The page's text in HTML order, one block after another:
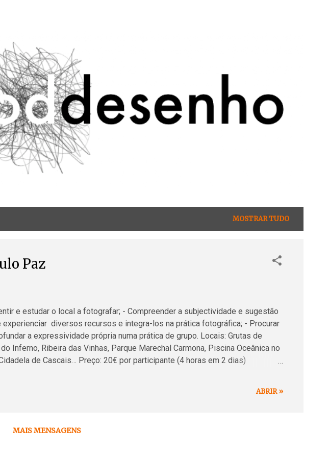
MOSTRAR TUDO
Paz
e estudar o local a fotografar; - Compreender a subjectividade e sugestão
diversos recursos e integra-los na prática fotográfica; - Procurar
a expressividade própria numa prática de grupo. Locais: Grutas de
Inferno, Ribeira das Vinhas, Parque Marechal Carmona, Piscina Oceânica no
de Cascais… Preço: 20€ por participante (4 horas em 2 dias)
- Equipamento fotográfico (pode ser um telemóvel); - Tripé (opcional
ABRIR »
MAIS MENSAGENS